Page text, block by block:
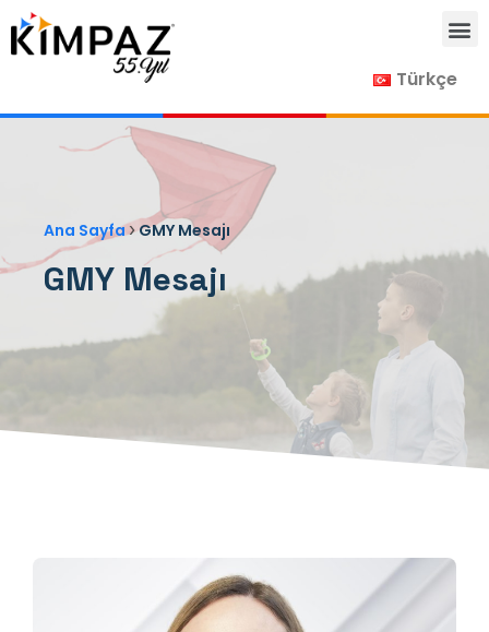
Türkçe
Ana Sayfa›GMY Mesajı
GMY Mesajı